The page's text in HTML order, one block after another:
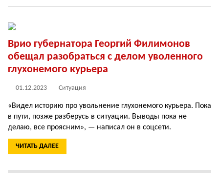
Врио губернатора Георгий Филимонов
обещал разобраться с делом уволенного
глухонемого курьера
01.12.2023 Ситуация
«Видел историю про увольнение глухонемого курьера. Пока
в пути, позже разберусь в ситуации. Выводы пока не
делаю, все проясним», — написал он в соцсети.
ЧИТАТЬ ДАЛЕЕ